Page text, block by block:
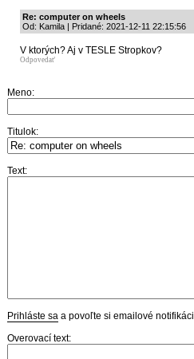
Re: computer on wheels
Od: Kamila | Pridané: 2021-12-11 22:15:56
V ktorých? Aj v TESLE Stropkov?
Odpovedať
Meno:
Titulok:
Text:
Prihláste sa a povoľte si emailové
Overovací text: